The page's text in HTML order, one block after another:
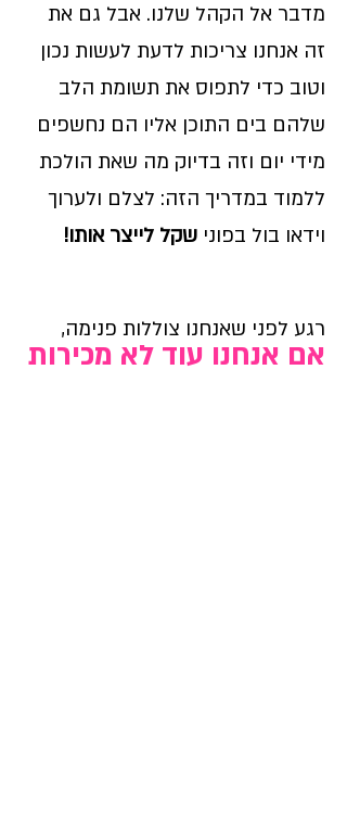
מדבר אל הקהל שלנו. אבל גם את
זה אנחנו צריכות לדעת לעשות נכון
וטוב כדי לתפוס את תשומת הלב
שלהם בים התוכן אליו הם נחשפים
מידי יום וזה בדיוק מה שאת הולכת
ללמוד במדריך הזה: לצלם ולערוך
וידאו בול בפוני שקל לייצר אותו!
אם אנחנו עוד לא מכירות
רגע לפני שאנחנו צוללות פנימה,